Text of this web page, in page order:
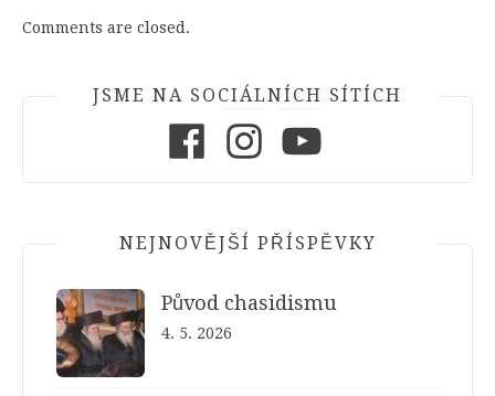
Comments are closed.
JSME NA SOCIÁLNÍCH SÍTÍCH
NEJNOVĚJŠÍ PŘÍSPĚVKY
Původ chasidismu
4. 5. 2026